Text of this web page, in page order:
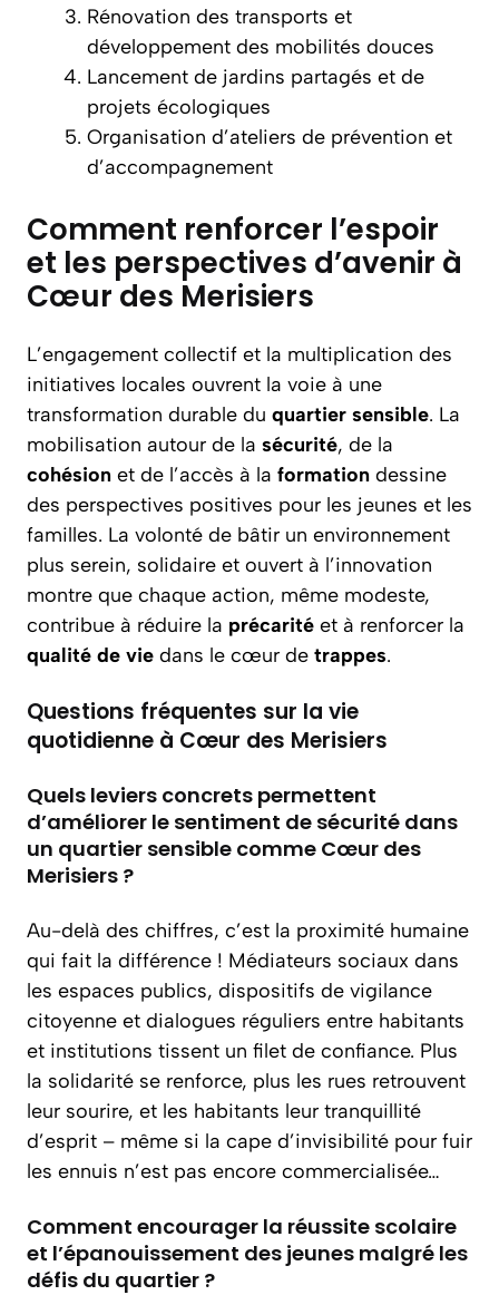
Rénovation des transports et
développement des mobilités douces
Lancement de jardins partagés et de
projets écologiques
Organisation d’ateliers de prévention et
d’accompagnement
Comment renforcer l’espoir
et les perspectives d’avenir à
Cœur des Merisiers
L’engagement collectif et la multiplication des
initiatives locales ouvrent la voie à une
transformation durable du quartier sensible. La
mobilisation autour de la sécurité, de la
cohésion et de l’accès à la formation dessine
des perspectives positives pour les jeunes et les
familles. La volonté de bâtir un environnement
plus serein, solidaire et ouvert à l’innovation
montre que chaque action, même modeste,
contribue à réduire la précarité et à renforcer la
qualité de vie dans le cœur de trappes.
Questions fréquentes sur la vie
quotidienne à Cœur des Merisiers
Quels leviers concrets permettent
d’améliorer le sentiment de sécurité dans
un quartier sensible comme Cœur des
Merisiers ?
Au-delà des chiffres, c’est la proximité humaine
qui fait la différence ! Médiateurs sociaux dans
les espaces publics, dispositifs de vigilance
citoyenne et dialogues réguliers entre habitants
et institutions tissent un filet de confiance. Plus
la solidarité se renforce, plus les rues retrouvent
leur sourire, et les habitants leur tranquillité
d’esprit – même si la cape d’invisibilité pour fuir
les ennuis n’est pas encore commercialisée…
Comment encourager la réussite scolaire
et l’épanouissement des jeunes malgré les
défis du quartier ?